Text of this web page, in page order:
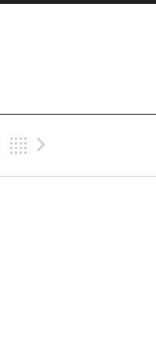
Previous Gig
Back